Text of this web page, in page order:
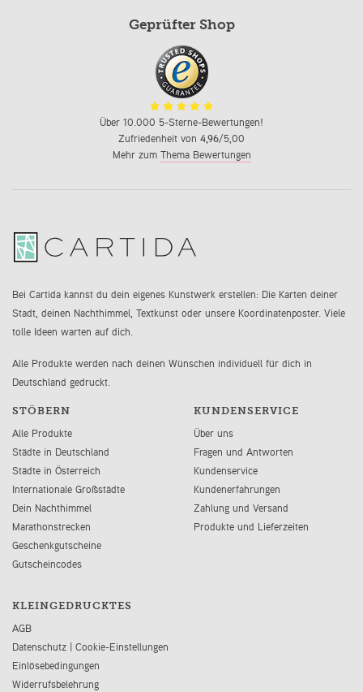
Geprüfter Shop
Über 10.000 5-Sterne-Bewertungen!
Zufriedenheit von 4,96/5,00
Mehr zum Thema Bewertungen
Bei Cartida kannst du dein eigenes Kunstwerk erstellen: Die Karten deiner
Stadt, deinen Nachthimmel, Textkunst oder unsere Koordinatenposter. Viele
tolle Ideen warten auf dich.
Alle Produkte werden nach deinen Wünschen individuell für dich in
Deutschland gedruckt.
STÖBERN
Alle Produkte
Städte in Deutschland
Städte in Österreich
Internationale Großstädte
Dein Nachthimmel
Marathonstrecken
Geschenkgutscheine
Gutscheincodes
KUNDENSERVICE
Über uns
Fragen und Antworten
Kundenservice
Kundenerfahrungen
Zahlung und Versand
Produkte und Lieferzeiten
KLEINGEDRUCKTES
AGB
Datenschutz | Cookie-Einstellungen
Einlösebedingungen
Widerrufsbelehrung